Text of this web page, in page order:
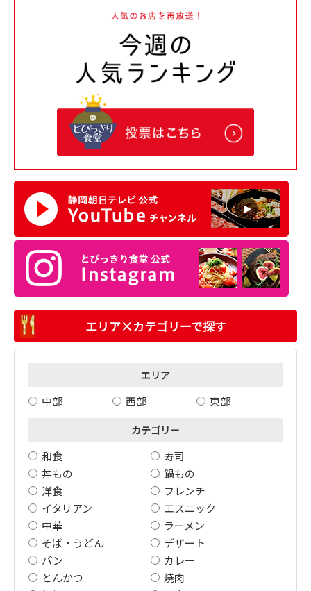
エリア×カテゴリーで探す
エリア
中部 西部 東部
カテゴリー
和食
寿司
丼もの
鍋もの
洋食
フレンチ
イタリアン
エスニック
中華
ラーメン
そば・うどん
デザート
パン
カレー
とんかつ
焼肉